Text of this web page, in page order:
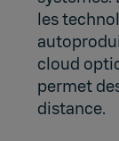
les
cloud
permet
distance.